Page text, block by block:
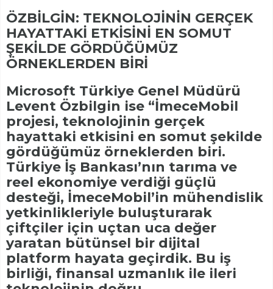
ÖZBİLGİN: TEKNOLOJİNİN GERÇEK
HAYATTAKİ ETKİSİNİ EN SOMUT
ŞEKİLDE GÖRDÜĞÜMÜZ
ÖRNEKLERDEN BİRİ
Microsoft Türkiye Genel Müdürü
Levent Özbilgin ise “İmeceMobil
projesi, teknolojinin gerçek
hayattaki etkisini en somut şekilde
gördüğümüz örneklerden biri.
Türkiye İş Bankası’nın tarıma ve
reel ekonomiye verdiği güçlü
desteği, İmeceMobil’in mühendislik
yetkinlikleriyle buluşturarak
çiftçiler için uçtan uca değer
yaratan bütünsel bir dijital
platform hayata geçirdik. Bu iş
birliği, finansal uzmanlık ile ileri